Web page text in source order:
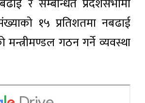
र सम्बन्धित प्रदेशसभामा
१५ प्रतिशतमा नबढाई
गठन गर्ने व्यवस्था